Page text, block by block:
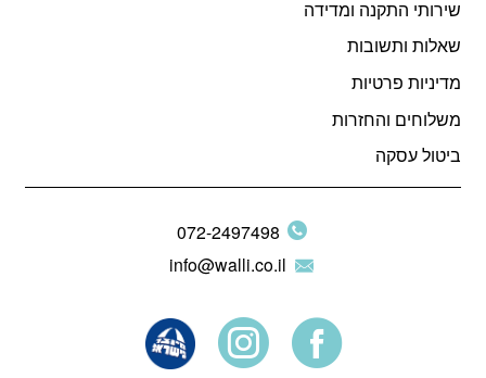
שירותי התקנה ומדידה
שאלות ותשובות
מדיניות פרטיות
משלוחים והחזרות
ביטול עסקה
072-2497498
info@walli.co.il